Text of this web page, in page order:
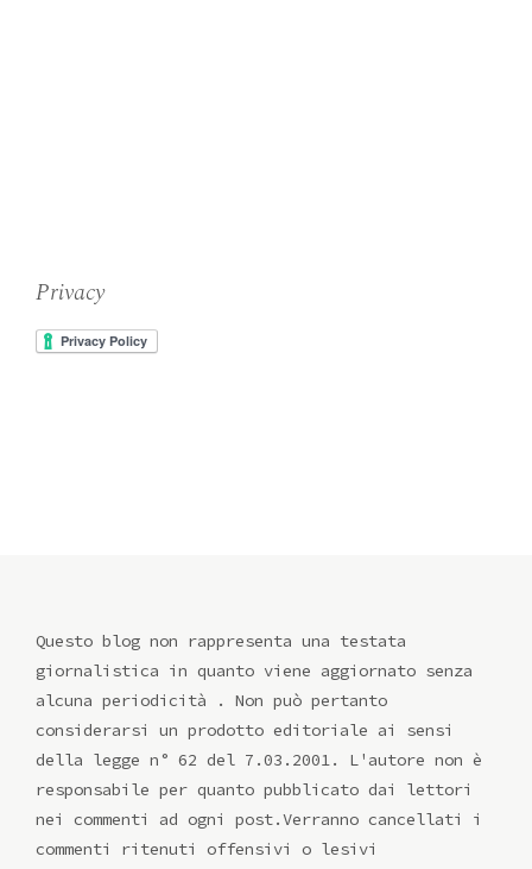
Privacy
Questo blog non rappresenta una testata
giornalistica in quanto viene aggiornato senza
alcuna periodicità . Non può pertanto
considerarsi un prodotto editoriale ai sensi
della legge n° 62 del 7.03.2001. L'autore non è
responsabile per quanto pubblicato dai lettori
nei commenti ad ogni post.Verranno cancellati i
commenti ritenuti offensivi o lesivi